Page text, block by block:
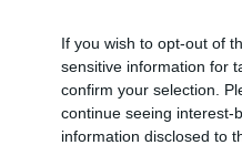
If you wish to opt-out of
sensitive information for
confirm your selection.
continue seeing interest-
information disclosed to